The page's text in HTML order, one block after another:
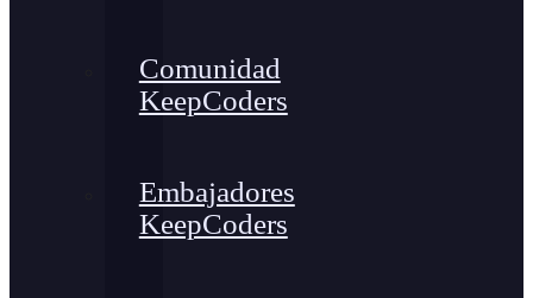
Comunidad
KeepCoders
Embajadores
KeepCoders